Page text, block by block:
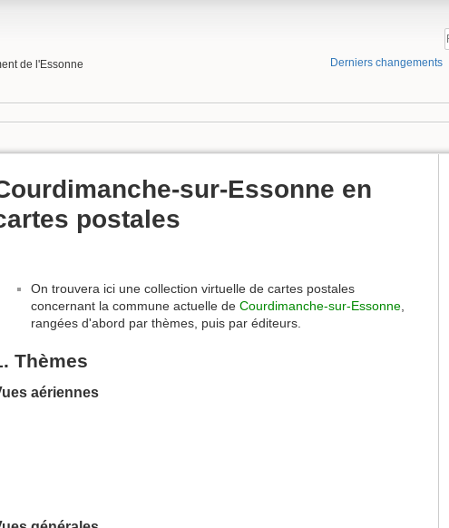
de l'Essonne Derniers changements
sur-Essonne en
postales
On trouvera ici une collection virtuelle de cartes postales
concernant la commune actuelle de Courdimanche-sur-Essonne
rangées d'abord par thèmes, puis par éditeurs.
Thèmes
aériennes